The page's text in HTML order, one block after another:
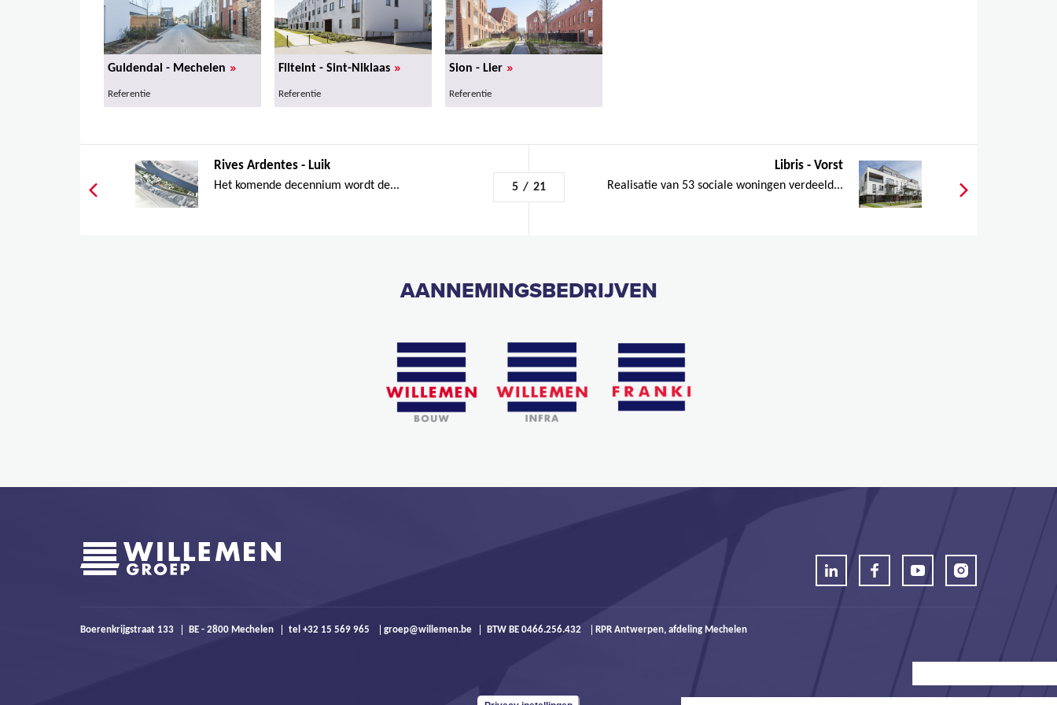
Guldendal - Mechelen »
Referentie
Filteint - Sint-Niklaas »
Referentie
Sion - Lier »
Referentie
Rives Ardentes - Luik
Het komende decennium wordt de... 5 / 21
Libris - Vorst
Realisatie van 53 sociale woningen verdeeld...
AANNEMINGSBEDRIJVEN
Boerenkrijgstraat 133 BE - 2800 Mechelen tel +32 15 569 965 groep@willemen.be BTW BE 0466.256.432 RPR Antwerpen, afdeling Mechelen